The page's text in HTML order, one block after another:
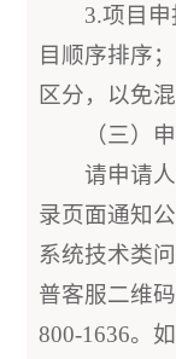
3.项目
目顺序排序
区分，以免混
（三）
请申请
录页面通知
系统技术类
普客服二维
800-1636。